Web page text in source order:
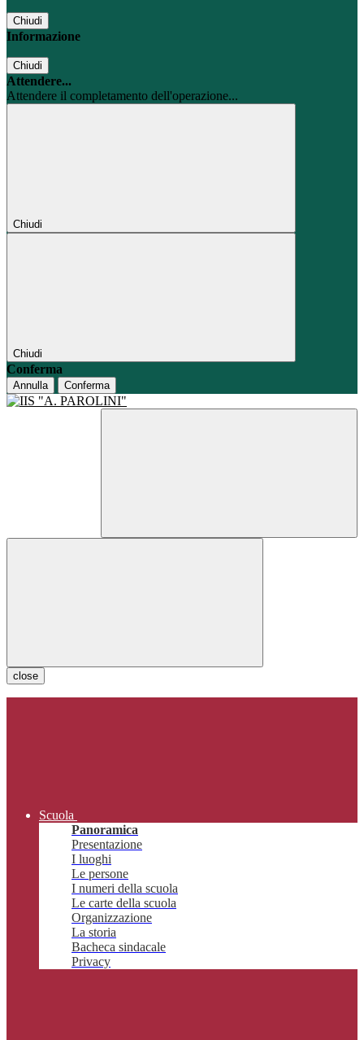
Chiudi
Informazione
Chiudi
Attendere...
Attendere il completamento dell'operazione...
Chiudi
Chiudi
Conferma
Annulla Conferma
close
Scuola
Panoramica
Presentazione
I luoghi
Le persone
I numeri della scuola
Le carte della scuola
Organizzazione
La storia
Bacheca sindacale
Privacy